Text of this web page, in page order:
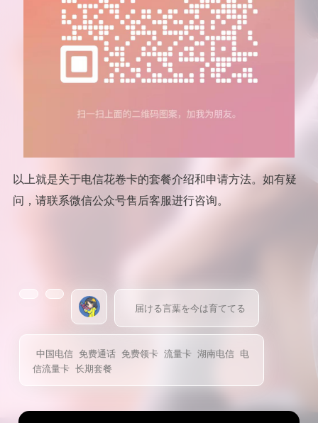
以上就是关于电信花卷卡的套餐介绍和申请方法。如有疑
问，请联系微信公众号售后客服进行咨询。
届ける言葉を今は育ててる
中国电信 免费通话 免费领卡 流量卡 湖南电信 电
信流量卡 长期套餐